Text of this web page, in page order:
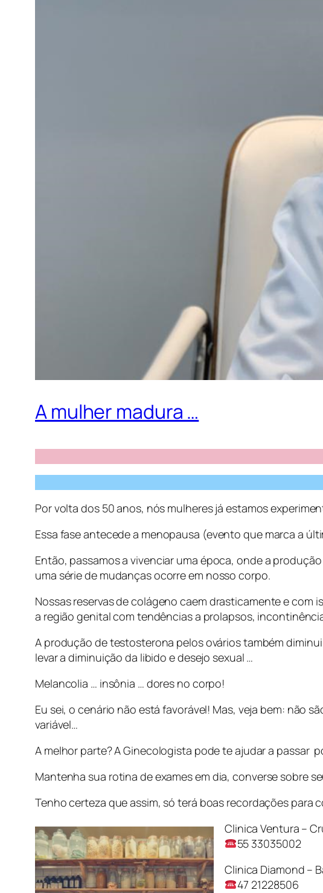
A mulher madura …
Por volta dos 50 anos, nós mulheres já estamos
Essa fase antecede a menopausa (evento que marca a
Então, passamos a vivenciar uma época, onde a
uma série de mudanças ocorre em nosso corpo.
Nossas reservas de colágeno caem drasticamente e com
a região genital com tendências a prolapsos,
A produção de testosterona pelos ovários também
levar a diminuição da libido e desejo sexual …
Melancolia … insônia … dores no corpo!
Eu sei, o cenário não está favorável! Mas, veja bem: não
variável…
A melhor parte? A Ginecologista pode te ajudar a
Mantenha sua rotina de exames em dia, converse sobre
Tenho certeza que assim, só terá boas recordações para
Clinica Ventura –
55 33035002
Clinica Diamond –
47 21228506